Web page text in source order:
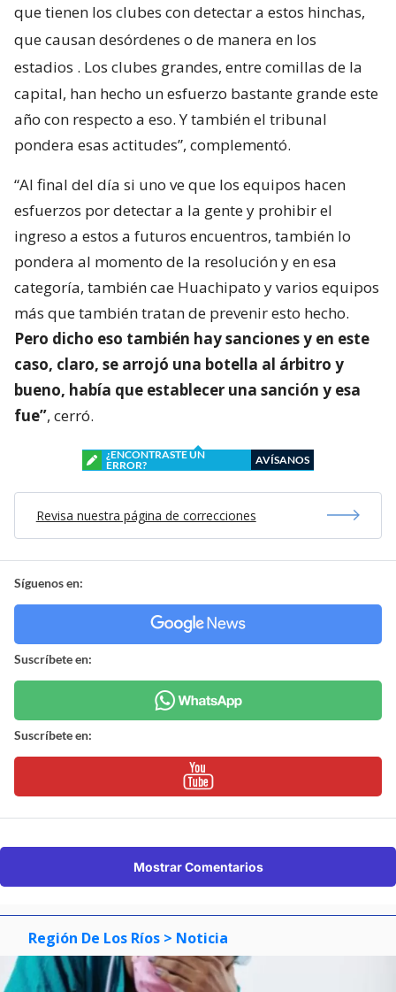
que tienen los clubes con detectar a estos hinchas,
que causan desórdenes o de manera en los
estadios . Los clubes grandes, entre comillas de la
capital, han hecho un esfuerzo bastante grande este
año con respecto a eso. Y también el tribunal
pondera esas actitudes”, complementó.
“Al final del día si uno ve que los equipos hacen
esfuerzos por detectar a la gente y prohibir el
ingreso a estos a futuros encuentros, también lo
pondera al momento de la resolución y en esa
categoría, también cae Huachipato y varios equipos
más que también tratan de prevenir esto hecho.
Pero dicho eso también hay sanciones y en este
caso, claro, se arrojó una botella al árbitro y
bueno, había que establecer una sanción y esa
fue”, cerró.
¿ENCONTRASTE UN
ERROR?
AVÍSANOS
Revisa nuestra página de correcciones
Síguenos en:
Suscríbete en:
Suscríbete en:
Mostrar Comentarios
Región De Los Ríos > Noticia